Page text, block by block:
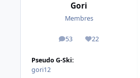
Gori
Membres
53
messages22
Réputation
Pseudo G-Ski:
gori12